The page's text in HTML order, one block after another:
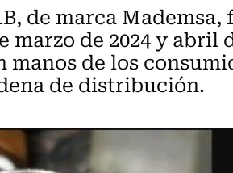
de marca Mademsa,
de 2024 y abril
manos de los
de distribución.